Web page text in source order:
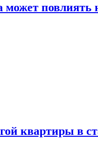
повлиять
квартиры в